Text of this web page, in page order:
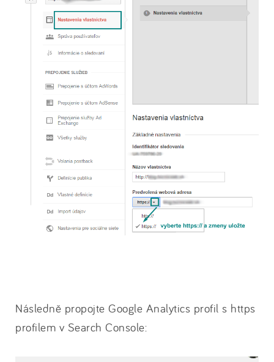
Následně propojte Google Analytics profil s https
profilem v Search Console: